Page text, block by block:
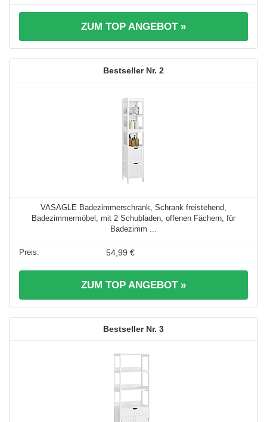
ZUM TOP ANGEBOT »
2
VASAGLE Badezimmerschrank, Schrank freistehend,
Badezimmermöbel, mit 2 Schubladen, offenen Fächern, für
Badezimm ...
54,99 €
ZUM TOP ANGEBOT »
3